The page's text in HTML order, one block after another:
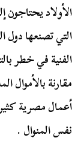
الأولاد يحتاجون
التي تصنعها
الفنية في خطر
مقارنة بالأموال
أعمال مصرية
نفس المنوال .